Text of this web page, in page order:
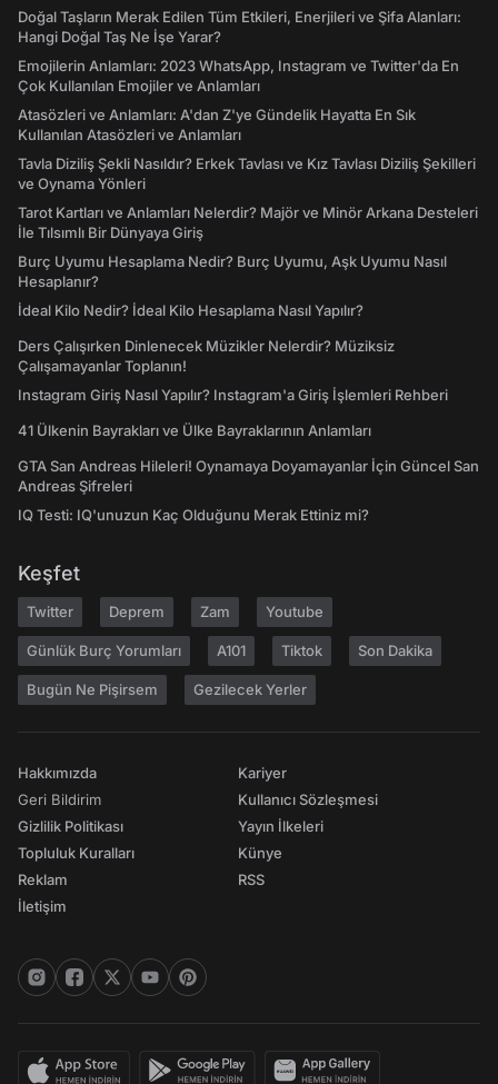
Doğal Taşların Merak Edilen Tüm Etkileri, Enerjileri ve Şifa Alanları:
Hangi Doğal Taş Ne İşe Yarar?
Emojilerin Anlamları: 2023 WhatsApp, Instagram ve Twitter'da En
Çok Kullanılan Emojiler ve Anlamları
Atasözleri ve Anlamları: A'dan Z'ye Gündelik Hayatta En Sık
Kullanılan Atasözleri ve Anlamları
Tavla Diziliş Şekli Nasıldır? Erkek Tavlası ve Kız Tavlası Diziliş Şekilleri
ve Oynama Yönleri
Tarot Kartları ve Anlamları Nelerdir? Majör ve Minör Arkana Desteleri
İle Tılsımlı Bir Dünyaya Giriş
Burç Uyumu Hesaplama Nedir? Burç Uyumu, Aşk Uyumu Nasıl
Hesaplanır?
İdeal Kilo Nedir? İdeal Kilo Hesaplama Nasıl Yapılır?
Ders Çalışırken Dinlenecek Müzikler Nelerdir? Müziksiz
Çalışamayanlar Toplanın!
Instagram Giriş Nasıl Yapılır? Instagram'a Giriş İşlemleri Rehberi
41 Ülkenin Bayrakları ve Ülke Bayraklarının Anlamları
GTA San Andreas Hileleri! Oynamaya Doyamayanlar İçin Güncel San
Andreas Şifreleri
IQ Testi: IQ'unuzun Kaç Olduğunu Merak Ettiniz mi?
Keşfet
Twitter Deprem Zam Youtube
Günlük Burç Yorumları A101 Tiktok Son Dakika
Bugün Ne Pişirsem Gezilecek Yerler
Hakkımızda
Geri Bildirim
Gizlilik Politikası
Topluluk Kuralları
Reklam
İletişim
Kariyer
Kullanıcı Sözleşmesi
Yayın İlkeleri
Künye
RSS